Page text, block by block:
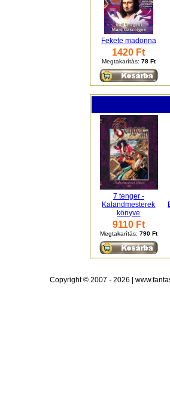
Fekete madonna
1420 Ft
Megtakarítás: 78 Ft
7 tenger -
Kalandmesterek
könyve
9110 Ft
Megtakarítás: 790 Ft
Copyright © 2007 - 2026 |